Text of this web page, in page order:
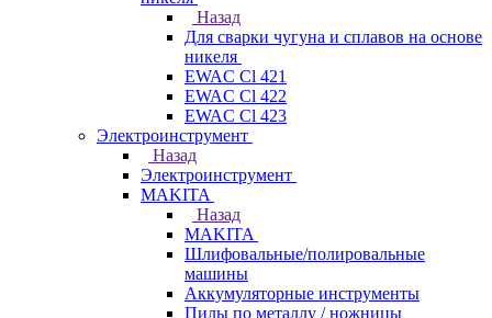
Назад
Для сварки чугуна и сплавов на основе
никеля
EWAC Cl 421
EWAC Cl 422
EWAC Cl 423
Электроинструмент
Назад
Электроинструмент
МAKITA
Назад
МAKITA
Шлифовальные/полировальные
машины
Аккумуляторные инструменты
Пилы по металлу / ножницы